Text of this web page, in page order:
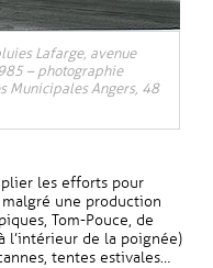
Lafarge, avenue
– photographie
Municipales Angers, 48
les efforts pour
une production
Tom-Pouce, de
l’intérieur de la poignée)
tentes estivales…